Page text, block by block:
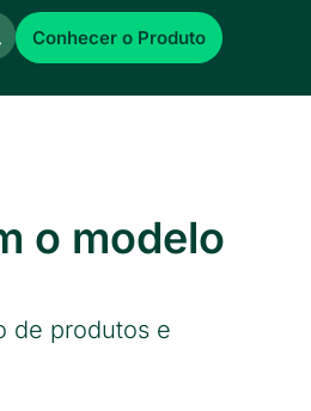
Conhecer o Produto
o modelo
de produtos e